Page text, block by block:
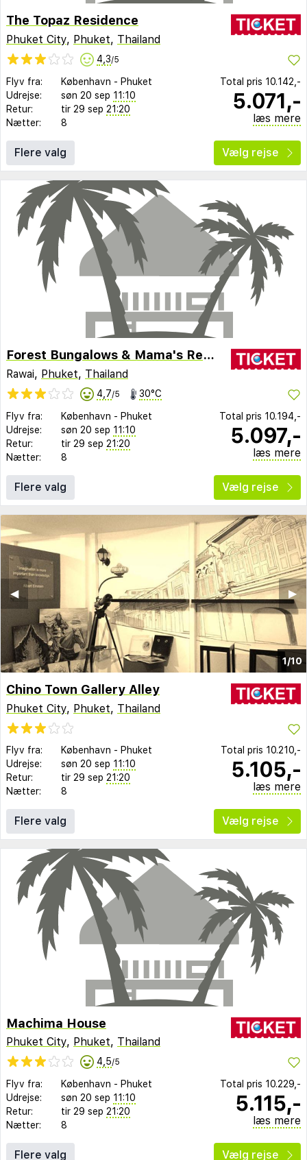
The Topaz Residence
Phuket City, Phuket, Thailand
4,3/5
Flyv fra: København - Phuket
Udrejse:
søn 20 sep 11:10
Retur:
tir 29 sep 21:20
Nætter:
8
Total pris 10.142,-
5.071,-
læs mere
Flere valg Vælg rejse
Forest Bungalows & Mama's Restaurant
Rawai, Phuket, Thailand
4,7/5 30°C
Flyv fra: København - Phuket
Udrejse:
søn 20 sep 11:10
Retur:
tir 29 sep 21:20
Nætter:
8
Total pris 10.194,-
5.097,-
læs mere
Flere valg Vælg rejse
1/10
▶︎
◀︎
Chino Town Gallery Alley
Phuket City, Phuket, Thailand
Flyv fra: København - Phuket
Udrejse:
søn 20 sep 11:10
Retur:
tir 29 sep 21:20
Nætter:
8
Total pris 10.210,-
5.105,-
læs mere
Flere valg Vælg rejse
Machima House
Phuket City, Phuket, Thailand
4,5/5
Flyv fra: København - Phuket
Udrejse:
søn 20 sep 11:10
Retur:
tir 29 sep 21:20
Nætter:
8
Total pris 10.229,-
5.115,-
læs mere
Flere valg Vælg rejse